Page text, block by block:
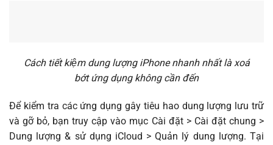
Cách tiết kiệm dung lượng iPhone nhanh nhất là xoá
bớt ứng dụng không cần đến
Để kiểm tra các ứng dụng gây tiêu hao dung lượng lưu trữ
và gỡ bỏ, bạn truy cập vào mục Cài đặt > Cài đặt chung >
Dung lượng & sử dụng iCloud > Quản lý dung lượng. Tại